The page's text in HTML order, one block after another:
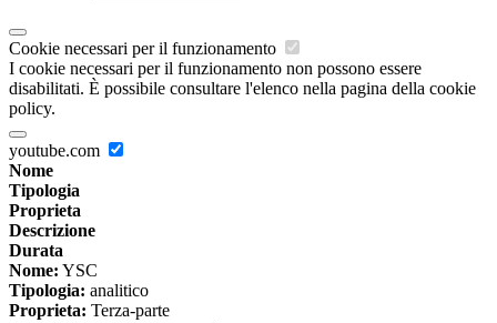
Cookie necessari per il funzionamento
I cookie necessari per il funzionamento non possono essere
disabilitati. È possibile consultare l'elenco nella pagina della cookie
policy.
youtube.com
Nome
Tipologia
Proprieta
Descrizione
Durata
Nome: YSC
Tipologia: analitico
Proprieta: Terza-parte